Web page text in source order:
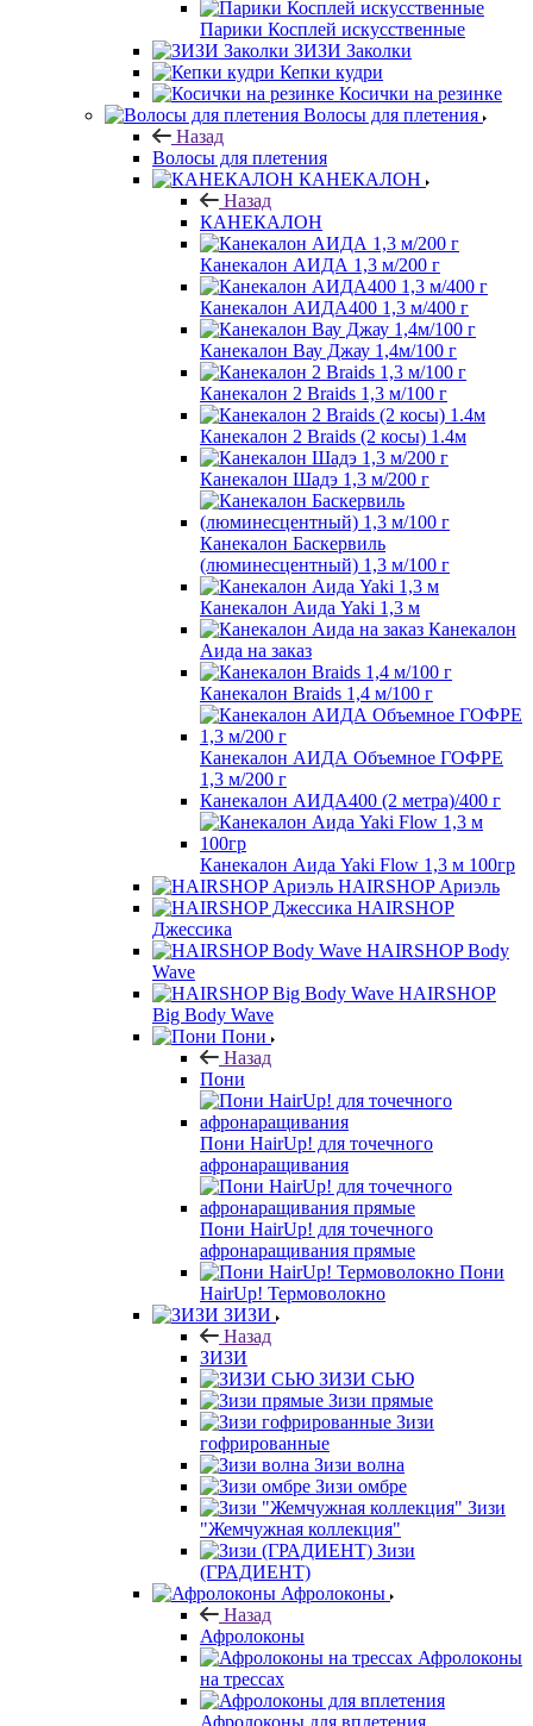
Парики Косплей искусственные
ЗИЗИ Заколки
Кепки кудри
Косички на резинке
Волосы для плетения
Назад
Волосы для плетения
КАНЕКАЛОН
Назад
КАНЕКАЛОН
Канекалон АИДА 1,3 м/200 г
Канекалон АИДА400 1,3 м/400 г
Канекалон Вау Джау 1,4м/100 г
Канекалон 2 Braids 1,3 м/100 г
Канекалон 2 Braids (2 косы) 1.4м
Канекалон Шадэ 1,3 м/200 г
Канекалон Баскервиль
(люминесцентный) 1,3 м/100 г
Канекалон Аида Yaki 1,3 м
Канекалон
Аида на заказ
Канекалон Braids 1,4 м/100 г
Канекалон АИДА Объемное ГОФРЕ
1,3 м/200 г
Канекалон АИДА400 (2 метра)/400 г
Канекалон Аида Yaki Flow 1,3 м 100гр
HAIRSHOP Ариэль
HAIRSHOP
Джессика
HAIRSHOP Body
Wave
HAIRSHOP
Big Body Wave
Пони
Назад
Пони
Пони HairUp! для точечного
афронаращивания
Пони HairUp! для точечного
афронаращивания прямые
Пони
HairUp! Термоволокно
ЗИЗИ
Назад
ЗИЗИ
ЗИЗИ СЬЮ
Зизи прямые
Зизи
гофрированные
Зизи волна
Зизи омбре
Зизи
"Жемчужная коллекция"
Зизи
(ГРАДИЕНТ)
Афролоконы
Назад
Афролоконы
Афролоконы
на трессах
Афролоконы для вплетения